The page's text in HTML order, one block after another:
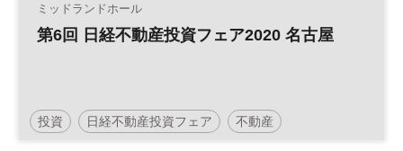
ミッドランドホール
第6回 日経不動産投資フェア2020 名古屋
投資 日経不動産投資フェア 不動産